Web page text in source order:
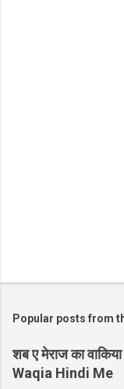
Popular posts from
शब ए मेराज का
Waqia Hindi Me